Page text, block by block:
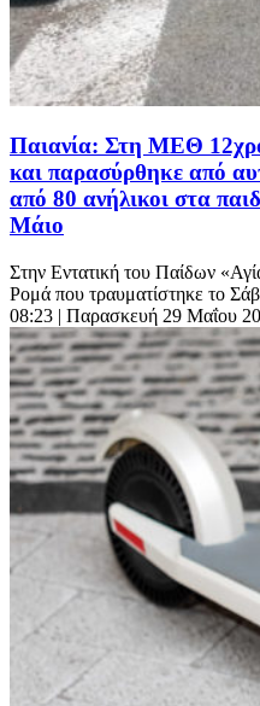
Παιανία: Στη ΜΕΘ
και παρασύρθηκε από
από 80 ανήλικοι στα
Μάιο
Στην Εντατική του Παίδων
Ρομά που τραυματίστηκε το
08:23 | Παρασκευή 29 Μαΐου